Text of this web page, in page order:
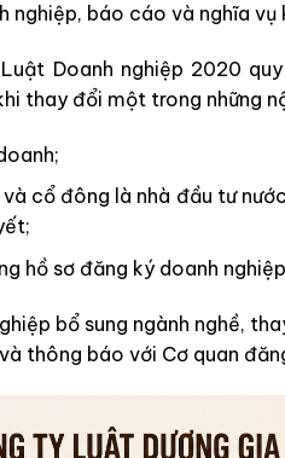
nghiệp, báo cáo và nghĩa
Doanh nghiệp 2020
thay đổi một trong những
cổ đông là nhà đầu tư
hồ sơ đăng ký doanh
bổ sung ngành nghề,
thông báo với Cơ quan